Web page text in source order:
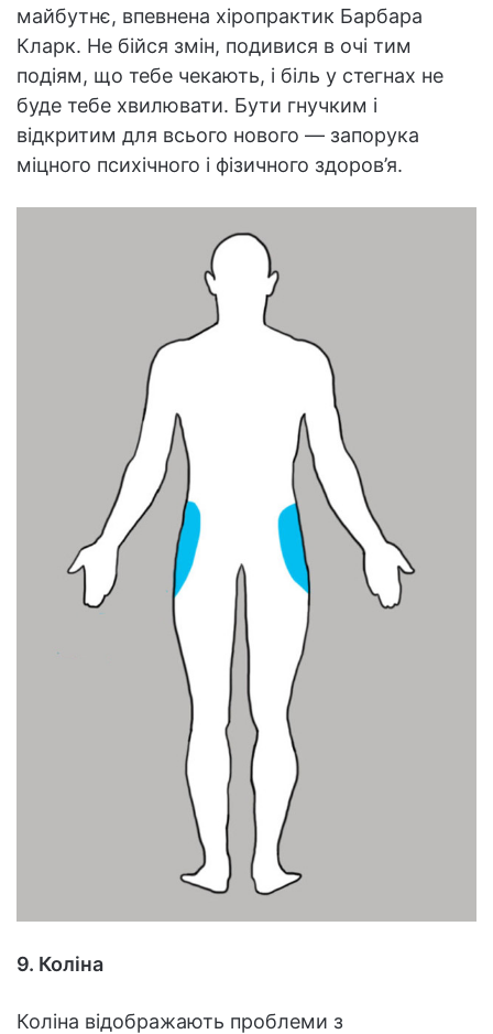
майбутнє, впевнена хіропрактик Барбара
Кларк. Не бійся змін, подивися в очі тим
подіям, що тебе чекають, і біль у стегнах не
буде тебе хвилювати. Бути гнучким і
відкритим для всього нового — запорука
міцного психічного і фізичного здоров’я.
9. Коліна
Коліна відображають проблеми з